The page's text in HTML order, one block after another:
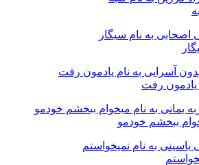
یادمون رفت
ببخشم خودمو